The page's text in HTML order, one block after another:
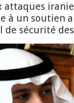
attaques
à un soutien
de sécurité